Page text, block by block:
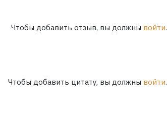
Чтобы добавить отзыв, вы должны войти.
Чтобы добавить цитату, вы должны войти.